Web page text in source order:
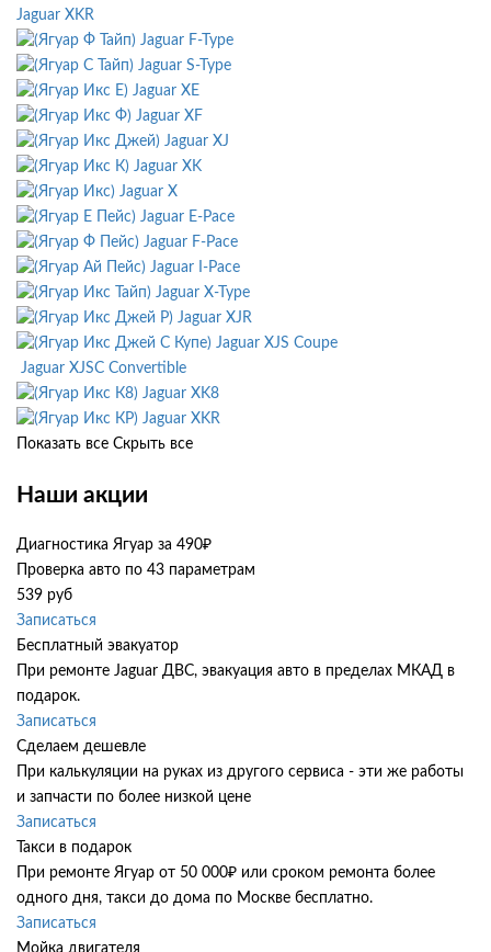
Jaguar XKR
Jaguar F-Type
Jaguar S-Type
Jaguar XE
Jaguar XF
Jaguar XJ
Jaguar XK
Jaguar X
Jaguar E-Pace
Jaguar F-Pace
Jaguar I-Pace
Jaguar X-Type
Jaguar XJR
Jaguar XJS Coupe
Jaguar XJSC Convertible
Jaguar XK8
Jaguar XKR
Показать все Скрыть все
Наши акции
Диагностика Ягуар за 490₽
Проверка авто по 43 параметрам
539 руб
Записаться
Бесплатный эвакуатор
При ремонте Jaguar ДВС, эвакуация авто в пределах МКАД в
подарок.
Записаться
Сделаем дешевле
При калькуляции на руках из другого сервиса - эти же работы
и запчасти по более низкой цене
Записаться
Такси в подарок
При ремонте Ягуар от 50 000₽ или сроком ремонта более
одного дня, такси до дома по Москве бесплатно.
Записаться
Мойка двигателя